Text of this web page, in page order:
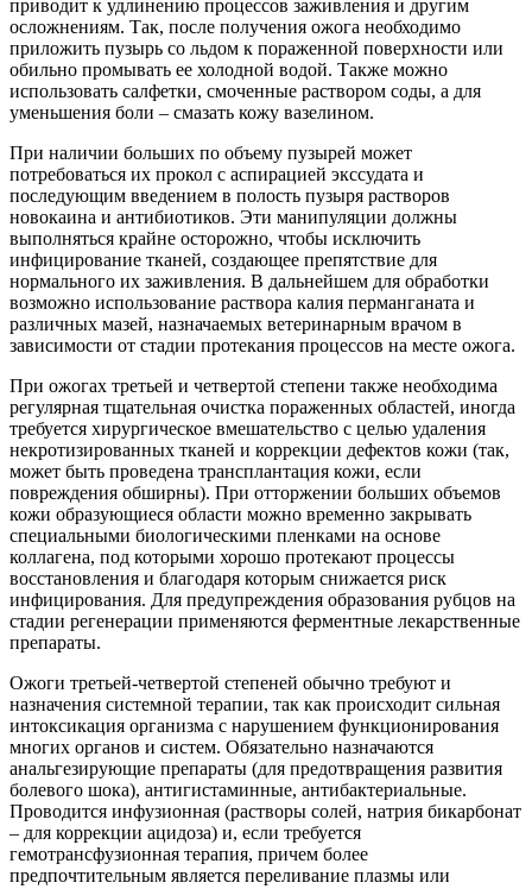
приводит к удлинению процессов заживления и другим
осложнениям. Так, после получения ожога необходимо
приложить пузырь со льдом к пораженной поверхности или
обильно промывать ее холодной водой. Также можно
использовать салфетки, смоченные раствором соды, а для
уменьшения боли – смазать кожу вазелином.
При наличии больших по объему пузырей может
потребоваться их прокол с аспирацией экссудата и
последующим введением в полость пузыря растворов
новокаина и антибиотиков. Эти манипуляции должны
выполняться крайне осторожно, чтобы исключить
инфицирование тканей, создающее препятствие для
нормального их заживления. В дальнейшем для обработки
возможно использование раствора калия перманганата и
различных мазей, назначаемых ветеринарным врачом в
зависимости от стадии протекания процессов на месте ожога.
При ожогах третьей и четвертой степени также необходима
регулярная тщательная очистка пораженных областей, иногда
требуется хирургическое вмешательство с целью удаления
некротизированных тканей и коррекции дефектов кожи (так,
может быть проведена трансплантация кожи, если
повреждения обширны). При отторжении больших объемов
кожи образующиеся области можно временно закрывать
специальными биологическими пленками на основе
коллагена, под которыми хорошо протекают процессы
восстановления и благодаря которым снижается риск
инфицирования. Для предупреждения образования рубцов на
стадии регенерации применяются ферментные лекарственные
препараты.
Ожоги третьей-четвертой степеней обычно требуют и
назначения системной терапии, так как происходит сильная
интоксикация организма с нарушением функционирования
многих органов и систем. Обязательно назначаются
анальгезирующие препараты (для предотвращения развития
болевого шока), антигистаминные, антибактериальные.
Проводится инфузионная (растворы солей, натрия бикарбонат
– для коррекции ацидоза) и, если требуется
гемотрансфузионная терапия, причем более
предпочтительным является переливание плазмы или